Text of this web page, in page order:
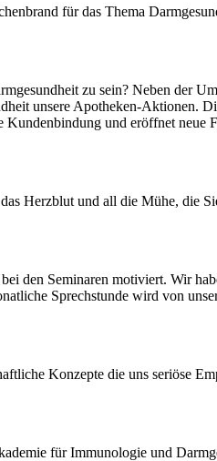
für das Thema
zu sein? Neben der
unsere Apotheken-Aktionen.
Kundenbindung und eröffnet neue
Herzblut und all die Mühe, die
den Seminaren motiviert. Wir
Sprechstunde wird von
Konzepte die uns seriöse
für Immunologie und